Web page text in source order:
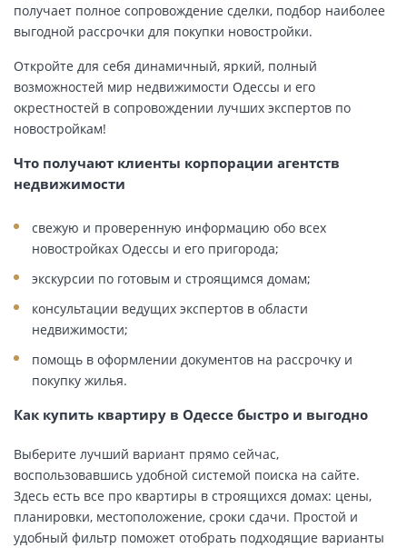
получает полное сопровождение сделки, подбор наиболее
выгодной рассрочки для покупки новостройки.
Откройте для себя динамичный, яркий, полный
возможностей мир недвижимости Одессы и его
окрестностей в сопровождении лучших экспертов по
новостройкам!
Что получают клиенты корпорации агентств
недвижимости
свежую и проверенную информацию обо всех
новостройках Одессы и его пригорода;
экскурсии по готовым и строящимся домам;
консультации ведущих экспертов в области
недвижимости;
помощь в оформлении документов на рассрочку и
покупку жилья.
Как купить квартиру в Одессе быстро и выгодно
Выберите лучший вариант прямо сейчас,
воспользовавшись удобной системой поиска на сайте.
Здесь есть все про квартиры в строящихся домах: цены,
планировки, местоположение, сроки сдачи. Простой и
удобный фильтр поможет отобрать подходящие варианты